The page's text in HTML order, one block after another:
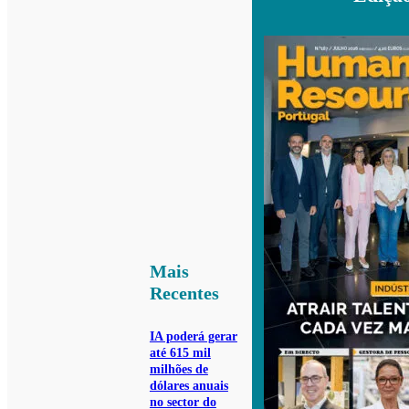
Mais
Recentes
IA poderá gerar
até 615 mil
milhões de
dólares anuais
no sector do